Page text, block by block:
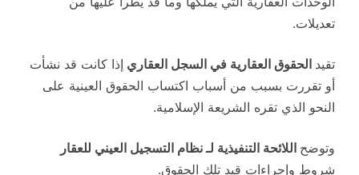
تعديلات.
تقيد الحقوق العقارية في السجل العقاري إذا كانت قد نشأت
أو تقررت بسبب من أسباب اكتساب الحقوق العينية على
النحو الذي تقره الشريعة الإسلامية.
وتوضح اللائحة التنفيذية لـ نظام التسجيل العيني للعقار
شروط وإجراءات قيد تلك الحقوق.